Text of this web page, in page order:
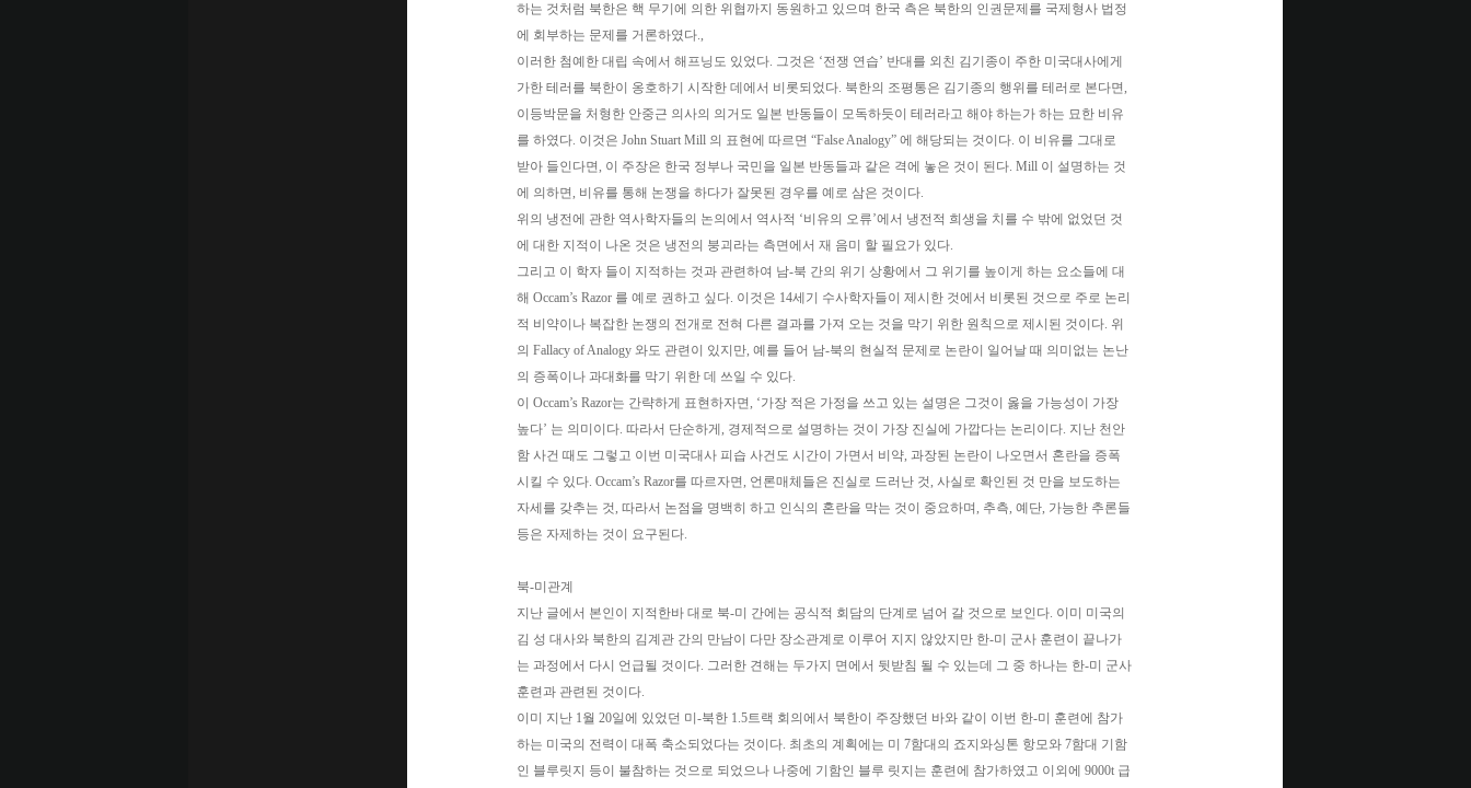
하는 것처럼 북한은 핵 무기에 의한 위협까지 동원하고 있으며 한국 측은 북한의 인권문제를 국제형사 법정
에 회부하는 문제를 거론하였다.,
이러한 첨예한 대립 속에서 해프닝도 있었다. 그것은 ‘전쟁 연습’ 반대를 외친 김기종이 주한 미국대사에게
가한 테러를 북한이 옹호하기 시작한 데에서 비롯되었다. 북한의 조평통은 김기종의 행위를 테러로 본다면,
이등박문을 처형한 안중근 의사의 의거도 일본 반동들이 모독하듯이 테러라고 해야 하는가 하는 묘한 비유
를 하였다. 이것은 John Stuart Mill 의 표현에 따르면 “False Analogy” 에 해당되는 것이다. 이 비유를 그대로
받아 들인다면, 이 주장은 한국 정부나 국민을 일본 반동들과 같은 격에 놓은 것이 된다. Mill 이 설명하는 것
에 의하면, 비유를 통해 논쟁을 하다가 잘못된 경우를 예로 삼은 것이다.
위의 냉전에 관한 역사학자들의 논의에서 역사적 ‘비유의 오류’에서 냉전적 희생을 치를 수 밖에 없었던 것
에 대한 지적이 나온 것은 냉전의 붕괴라는 측면에서 재 음미 할 필요가 있다.
그리고 이 학자 들이 지적하는 것과 관련하여 남-북 간의 위기 상황에서 그 위기를 높이게 하는 요소들에 대
해 Occam’s Razor 를 예로 권하고 싶다. 이것은 14세기 수사학자들이 제시한 것에서 비롯된 것으로 주로 논리
적 비약이나 복잡한 논쟁의 전개로 전혀 다른 결과를 가져 오는 것을 막기 위한 원칙으로 제시된 것이다. 위
의 Fallacy of Analogy 와도 관련이 있지만, 예를 들어 남-북의 현실적 문제로 논란이 일어날 때 의미없는 논난
의 증폭이나 과대화를 막기 위한 데 쓰일 수 있다.
이 Occam’s Razor는 간략하게 표현하자면, ‘가장 적은 가정을 쓰고 있는 설명은 그것이 옳을 가능성이 가장
높다’ 는 의미이다. 따라서 단순하게, 경제적으로 설명하는 것이 가장 진실에 가깝다는 논리이다. 지난 천안
함 사건 때도 그렇고 이번 미국대사 피습 사건도 시간이 가면서 비약, 과장된 논란이 나오면서 혼란을 증폭
시킬 수 있다. Occam’s Razor를 따르자면, 언론매체들은 진실로 드러난 것, 사실로 확인된 것 만을 보도하는
자세를 갖추는 것, 따라서 논점을 명백히 하고 인식의 혼란을 막는 것이 중요하며, 추측, 예단, 가능한 추론들
등은 자제하는 것이 요구된다.
북-미관계
지난 글에서 본인이 지적한바 대로 북-미 간에는 공식적 회담의 단계로 넘어 갈 것으로 보인다. 이미 미국의
김 성 대사와 북한의 김계관 간의 만남이 다만 장소관계로 이루어 지지 않았지만 한-미 군사 훈련이 끝나가
는 과정에서 다시 언급될 것이다. 그러한 견해는 두가지 면에서 뒷받침 될 수 있는데 그 중 하나는 한-미 군사
훈련과 관련된 것이다.
이미 지난 1월 20일에 있었던 미-북한 1.5트랙 회의에서 북한이 주장했던 바와 같이 이번 한-미 훈련에 참가
하는 미국의 전력이 대폭 축소되었다는 것이다. 최초의 계획에는 미 7함대의 죠지와싱톤 항모와 7함대 기함
인 블루릿지 등이 불참하는 것으로 되었으나 나중에 기함인 블루 릿지는 훈련에 참가하였고 이외에 9000t 급